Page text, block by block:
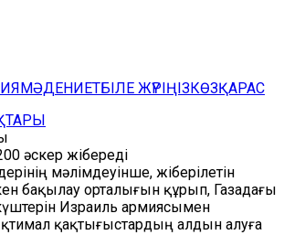
МӘДЕНИЕТБІЛЕ ЖҮРІҢІЗКӨЗҚАРАС
әскер жібереді
мәлімдеуінше, жіберілетін
бақылау орталығын құрып, Газадағы
күштерін Израиль армиясымен
қақтығыстардың алдын алуға